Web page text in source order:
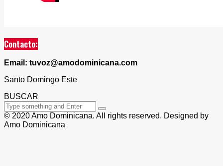
Contacto:
Email: tuvoz@amodominicana.com
Santo Domingo Este
BUSCAR
© 2020 Amo Dominicana. All rights reserved. Designed by
Amo Dominicana